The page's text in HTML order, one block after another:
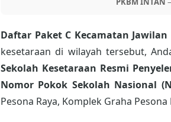
Daftar Paket C Kecamatan
kesetaraan di wilayah tersebut,
Sekolah Kesetaraan Resmi
Nomor Pokok Sekolah Nasional
Pesona Raya, Komplek Graha